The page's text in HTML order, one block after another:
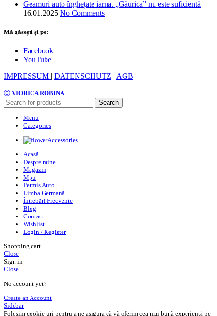
Geamuri auto înghețate iarna. „Găurica” nu este suficientă
16.01.2025 No Comments
Mă găsești și pe:
Facebook
YouTube
IMPRESSUM | DATENSCHUTZ | AGB
Ⓒ VIORICA ROBINA
Search
Menu
Categories
Accessories
Acasă
Despre mine
Magazin
Mpu
Permis Auto
Limba Germană
Întrebări Frecvente
Blog
Contact
Wishlist
Login / Register
Shopping cart
Close
Sign in
Close
No account yet?
Create an Account
Sidebar
Folosim cookie-uri pentru a ne asigura că vă oferim cea mai bună experiență pe